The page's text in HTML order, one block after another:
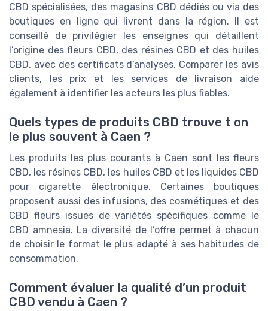
CBD spécialisées, des magasins CBD dédiés ou via des
boutiques en ligne qui livrent dans la région. Il est
conseillé de privilégier les enseignes qui détaillent
l’origine des fleurs CBD, des résines CBD et des huiles
CBD, avec des certificats d’analyses. Comparer les avis
clients, les prix et les services de livraison aide
également à identifier les acteurs les plus fiables.
Quels types de produits CBD trouve t on
le plus souvent à Caen ?
Les produits les plus courants à Caen sont les fleurs
CBD, les résines CBD, les huiles CBD et les liquides CBD
pour cigarette électronique. Certaines boutiques
proposent aussi des infusions, des cosmétiques et des
CBD fleurs issues de variétés spécifiques comme le
CBD amnesia. La diversité de l’offre permet à chacun
de choisir le format le plus adapté à ses habitudes de
consommation.
Comment évaluer la qualité d’un produit
CBD vendu à Caen ?